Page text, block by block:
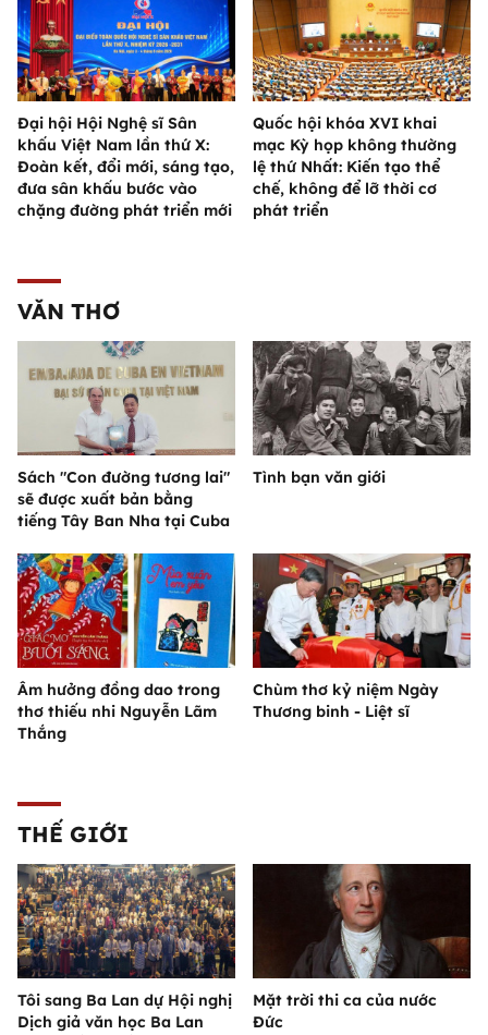
Đại hội Hội Nghệ sĩ Sân
khấu Việt Nam lần thứ X:
Đoàn kết, đổi mới, sáng tạo,
đưa sân khấu bước vào
chặng đường phát triển mới
Quốc hội khóa XVI khai
mạc Kỳ họp không thường
lệ thứ Nhất: Kiến tạo thể
chế, không để lỡ thời cơ
phát triển
VĂN THƠ
Sách "Con đường tương lai"
sẽ được xuất bản bằng
tiếng Tây Ban Nha tại Cuba
Tình bạn văn giới
Âm hưởng đồng dao trong
thơ thiếu nhi Nguyễn Lãm
Thắng
Chùm thơ kỷ niệm Ngày
Thương binh - Liệt sĩ
THẾ GIỚI
Tôi sang Ba Lan dự Hội nghị
Dịch giả văn học Ba Lan
Mặt trời thi ca của nước
Đức